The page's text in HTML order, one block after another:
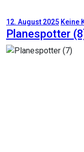
12. August 2025 Keine
Planespotter